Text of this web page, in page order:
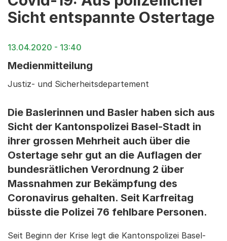
Sicht entspannte Ostertage
13.04.2020 - 13:40
Medienmitteilung
Justiz- und Sicherheitsdepartement
Die Baslerinnen und Basler haben sich aus
Sicht der Kantonspolizei Basel-Stadt in
ihrer grossen Mehrheit auch über die
Ostertage sehr gut an die Auflagen der
bundesrätlichen Verordnung 2 über
Massnahmen zur Bekämpfung des
Coronavirus gehalten. Seit Karfreitag
büsste die Polizei 76 fehlbare Personen.
Seit Beginn der Krise legt die Kantonspolizei Basel-